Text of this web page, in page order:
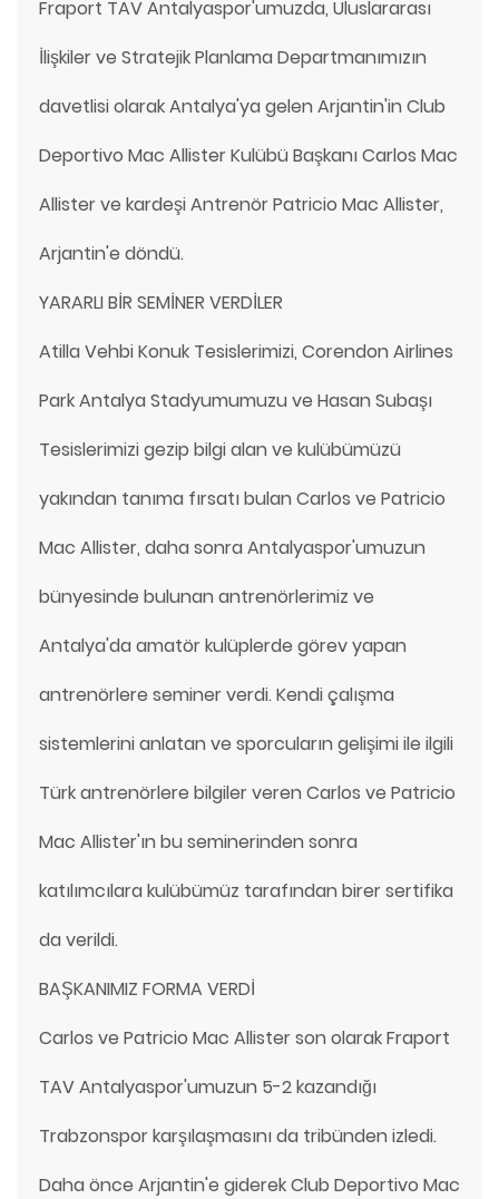
Fraport TAV Antalyaspor'umuzda, Uluslararası
İlişkiler ve Stratejik Planlama Departmanımızın
davetlisi olarak Antalya'ya gelen Arjantin'in Club
Deportivo Mac Allister Kulübü Başkanı Carlos Mac
Allister ve kardeşi Antrenör Patricio Mac Allister,
Arjantin'e döndü.
YARARLI BİR SEMİNER VERDİLER
Atilla Vehbi Konuk Tesislerimizi, Corendon Airlines
Park Antalya Stadyumumuzu ve Hasan Subaşı
Tesislerimizi gezip bilgi alan ve kulübümüzü
yakından tanıma fırsatı bulan Carlos ve Patricio
Mac Allister, daha sonra Antalyaspor'umuzun
bünyesinde bulunan antrenörlerimiz ve
Antalya'da amatör kulüplerde görev yapan
antrenörlere seminer verdi. Kendi çalışma
sistemlerini anlatan ve sporcuların gelişimi ile ilgili
Türk antrenörlere bilgiler veren Carlos ve Patricio
Mac Allister'ın bu seminerinden sonra
katılımcılara kulübümüz tarafından birer sertifika
da verildi.
BAŞKANIMIZ FORMA VERDİ
Carlos ve Patricio Mac Allister son olarak Fraport
TAV Antalyaspor'umuzun 5-2 kazandığı
Trabzonspor karşılaşmasını da tribünden izledi.
Daha önce Arjantin'e giderek Club Deportivo Mac